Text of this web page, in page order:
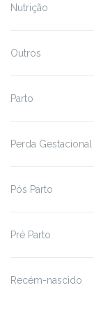
Nutrição
Outros
Parto
Perda Gestacional
Pós Parto
Pré Parto
Recém-nascido